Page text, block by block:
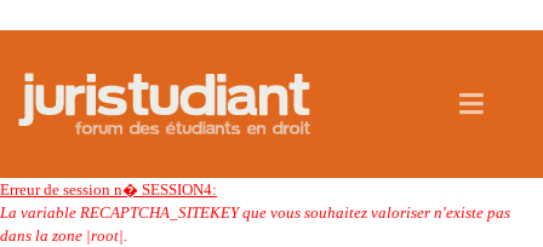
Erreur de session n� SESSION4:
La variable RECAPTCHA_SITEKEY que vous souhaitez valoriser n'existe pas
dans la zone |root|.